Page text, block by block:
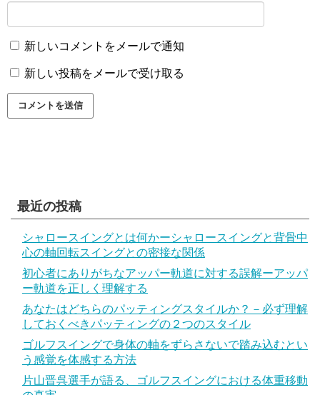
新しいコメントをメールで通知
新しい投稿をメールで受け取る
最近の投稿
シャロースイングとは何かーシャロースイングと背骨中
心の軸回転スイングとの密接な関係
初心者にありがちなアッパー軌道に対する誤解ーアッパ
ー軌道を正しく理解する
あなたはどちらのパッティングスタイルか？－必ず理解
しておくべきパッティングの２つのスタイル
ゴルフスイングで身体の軸をずらさないで踏み込むとい
う感覚を体感する方法
片山晋呉選手が語る、ゴルフスイングにおける体重移動